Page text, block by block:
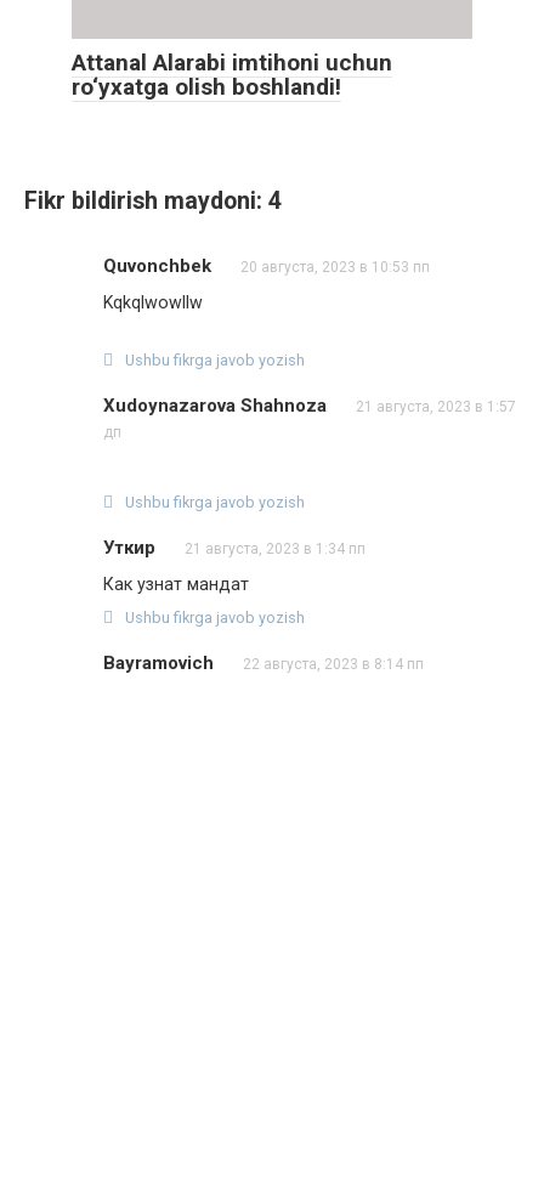
Attanal Alarabi imtihoni uchun
ro‘yxatga olish boshlandi!
Fikr bildirish maydoni: 4
Quvonchbek 20 августа, 2023 в 10:53 пп
Kqkqlwowllw
Ushbu fikrga javob yozish
Xudoynazarova Shahnoza
21 августа, 2023 в 1:57
дп
Ushbu fikrga javob yozish
Уткир 21 августа, 2023 в 1:34 пп
Как узнат мандат
Ushbu fikrga javob yozish
Bayramovich 22 августа, 2023 в 8:14 пп